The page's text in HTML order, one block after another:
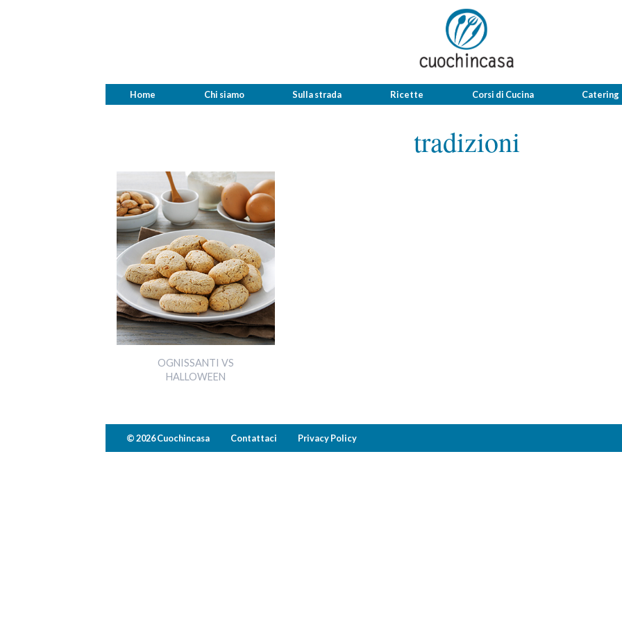
Home Chi siamo Sulla strada Ricette Corsi di Cucina Catering
tradizioni
OGNISSANTI VS
HALLOWEEN
© 2026 Cuochincasa Contattaci Privacy Policy